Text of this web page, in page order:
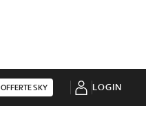
OFFERTE SKY LOGIN